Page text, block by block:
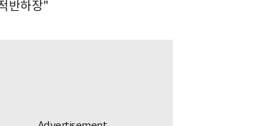
반하장"